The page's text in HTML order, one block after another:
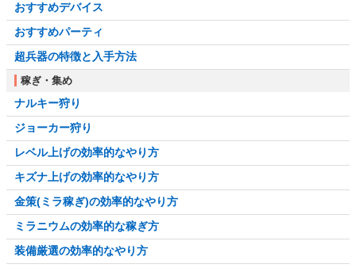
おすすめデバイス
おすすめパーティ
超兵器の特徴と入手方法
稼ぎ・集め
ナルキー狩り
ジョーカー狩り
レベル上げの効率的なやり方
キズナ上げの効率的なやり方
金策(ミラ稼ぎ)の効率的なやり方
ミラニウムの効率的な稼ぎ方
装備厳選の効率的なやり方